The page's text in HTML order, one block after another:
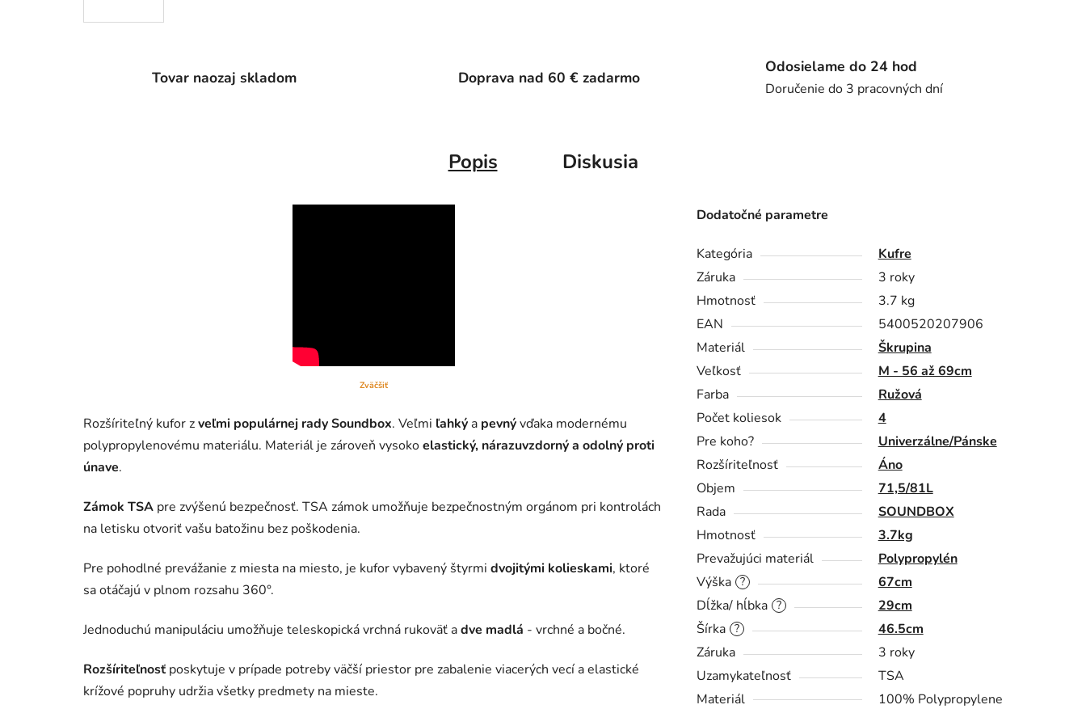
Tovar naozaj skladom Doprava nad 60 € zadarmo
Odosielame do 24 hod
Doručenie do 3 pracovných dní
Popis Diskusia
Zväčšiť
Rozšíriteľný kufor zveľmi populárnej rady Soundbox. Veľmi ľahký a pevnývďaka modernému
polypropylenovému materiálu. Materiál je zároveň vysokoelastický, nárazuvzdorný a odolný proti
únave.
Zámok TSA pre zvýšenú bezpečnosť. TSA zámok umožňuje bezpečnostným orgánom pri kontrolách
na letisku otvoriť vašu batožinu bez poškodenia.
Pre pohodlné prevážanie z miesta na miesto, je kufor vybavený štyrmi dvojitými kolieskami, ktoré
sa otáčajú v plnom rozsahu 360°.
Jednoduchú manipuláciu umožňuje teleskopická vrchná rukoväť adve madlá - vrchné a bočné.
Rozšíriteľnosťposkytuje v prípade potreby väčší priestor pre zabalenie viacerých vecí a elastické
krížové popruhy udržia všetky predmety na mieste.
Dodatočné parametre
Kategória
Kufre
Záruka
3 roky
Hmotnosť
3.7 kg
EAN
5400520207906
Materiál
Škrupina
Veľkosť
M - 56 až 69cm
Farba
Ružová
Počet koliesok
4
Pre koho?
Univerzálne/Pánske
Rozšíriteľnosť
Áno
Objem
71,5/81L
Rada
SOUNDBOX
Hmotnosť
3.7kg
Prevažujúci materiál
Polypropylén
?
Výška 67cm
?
Dĺžka/ hĺbka 29cm
?
Šírka
46.5cm
Záruka
3 roky
Uzamykateľnosť
TSA
Materiál
100% Polypropylene